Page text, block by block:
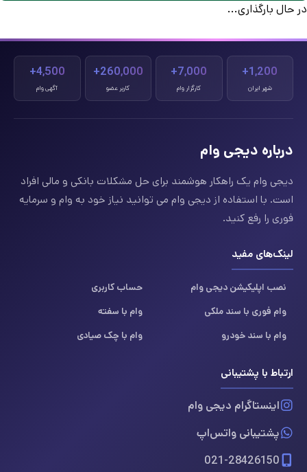
در حال بارگذاری...
1,200+
شهر ایران
7,000+
کارگزار وام
260,000+
کاربر عضو
4,500+
آگهی وام
درباره دیجی وام
دیجی وام یک راهکار هوشمند برای حل مشکلات بانکی و مالی افراد
است. با استفاده از دیجی وام می توانید نیاز خود به وام و سرمایه
فوری را رفع کنید.
لینک‌های مفید
نصب اپلیکیشن دیجی وام
حساب کاربری
وام فوری با سند ملکی
وام با سفته
وام با سند خودرو
وام با چک صیادی
ارتباط با پشتیبانی
اینستاگرام دیجی وام
پشتیبانی واتس‌اپ
021-28426150